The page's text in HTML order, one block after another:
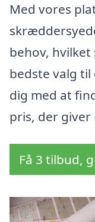
Med vores
behov,
bedste valg
dig med at
pris, der
Få 3 tilbud,